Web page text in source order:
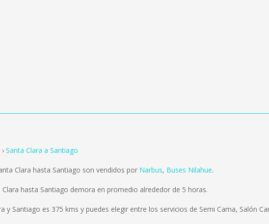
Santa Clara a Santiago
Clara hasta Santiago son vendidos por Narbus, Buses Nilahue.
Clara hasta Santiago demora en promedio alrededor de 5 horas.
y Santiago es 375 kms y puedes elegir entre los servicios de Semi Cama, Salón